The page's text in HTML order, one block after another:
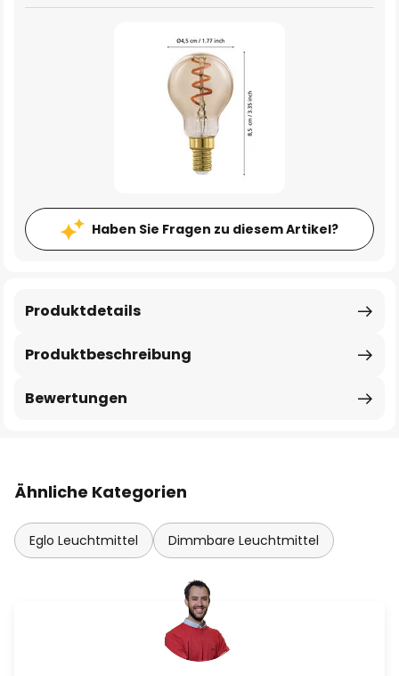
Haben Sie Fragen zu diesem Artikel?
Produktbeschreibung
Produktdetails
Bewertungen
Ähnliche Kategorien
Eglo Leuchtmittel Dimmbare Leuchtmittel